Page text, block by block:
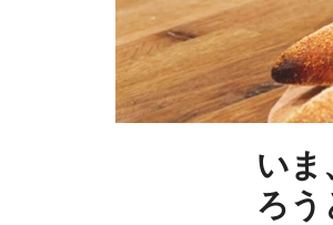
いま
ろう